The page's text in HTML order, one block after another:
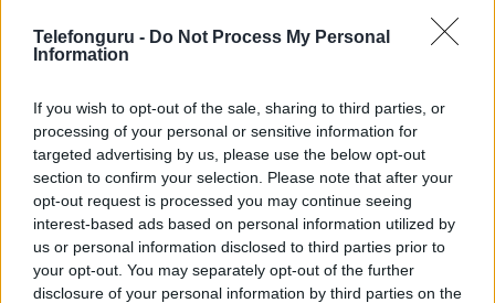
Telefonguru - Do Not Process My Personal
Information
If you wish to opt-out of the sale, sharing to third parties, or
processing of your personal or sensitive information for
targeted advertising by us, please use the below opt-out
section to confirm your selection. Please note that after your
opt-out request is processed you may continue seeing
interest-based ads based on personal information utilized by
us or personal information disclosed to third parties prior to
your opt-out. You may separately opt-out of the further
disclosure of your personal information by third parties on the
funkciókat és továbbfejlesztett kezelőfelületet hoz,
azonban több korábbi csúcskategóriás és középkategóriás
iPhone 18 bemutató dátum - ekkor
rántja le a leplet az Apple az új
csúcsmobilokról
2026.06.29| Phone Arena
A szeptemberi eseményen az iPhone 18 Pro modellek
mellett a régóta pletykált hajlítható iPhone Ultra is
bemutatkozhat, miközben az áremelésekről szóló
találgatások továbbra is beárnyékolják a rajtot.